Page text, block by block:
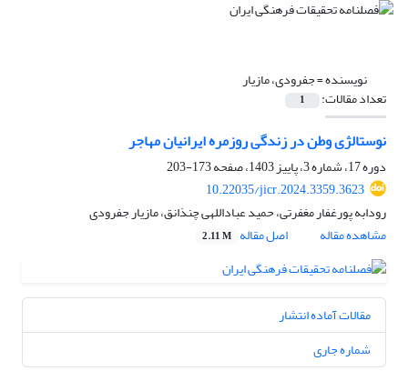
نویسنده =جفرودی، مازیار
تعداد مقالات: 1
نوستالژی وطن در زندگی روزمره ایرانیان مهاجر
دوره 17، شماره 3، پاییز 1403، صفحه
173-203
10.22035/jicr.2024.3359.3623
رودابه پورغفار مغفرتی، حمید عباداللهی چنذانق، مازیار جفرودی
مشاهده مقاله
اصل مقاله 2.11 M
مقالات آماده انتشار
شماره جاری